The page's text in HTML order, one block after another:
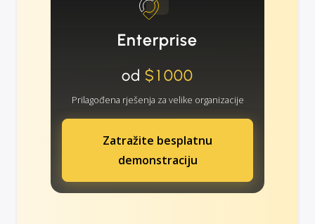
Enterprise
od $1000
Prilagođena rješenja za velike organizacije
Zatražite besplatnu
demonstraciju